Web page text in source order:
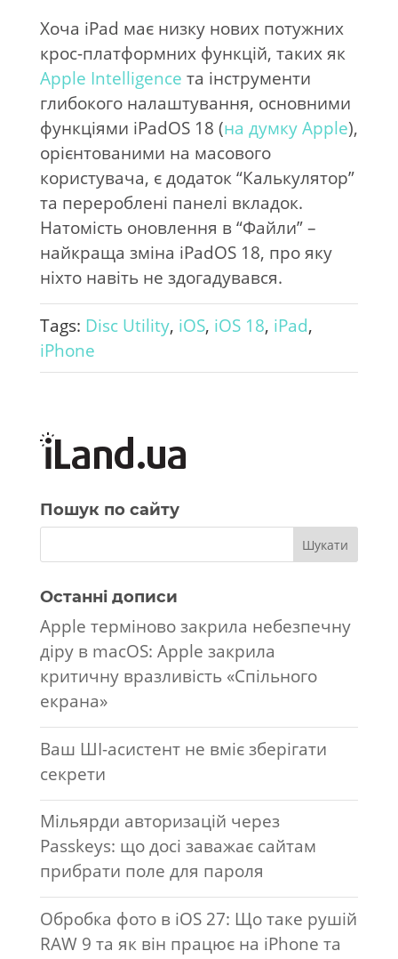
Хоча iPad має низку нових потужних
крос-платформних функцій, таких як
Apple Intelligence та інструменти
глибокого налаштування, основними
функціями iPadOS 18 (на думку Apple),
орієнтованими на масового
користувача, є додаток “Калькулятор”
та перероблені панелі вкладок.
Натомість оновлення в “Файли” –
найкраща зміна iPadOS 18, про яку
ніхто навіть не здогадувався.
Tags: Disc Utility, iOS, iOS 18, iPad,
iPhone
Пошук по сайту
Останні дописи
Apple терміново закрила небезпечну
діру в macOS: Apple закрила
критичну вразливість «Спільного
екрана»
Ваш ШІ-асистент не вміє зберігати
секрети
Мільярди авторизацій через
Passkeys: що досі заважає сайтам
прибрати поле для пароля
Обробка фото в iOS 27: Що таке рушій
RAW 9 та як він працює на iPhone та